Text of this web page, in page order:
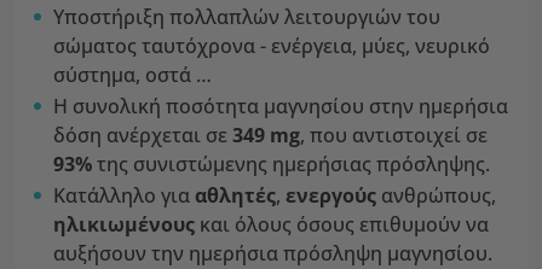
Υποστήριξη πολλαπλών λειτουργιών του
σώματος ταυτόχρονα - ενέργεια, μύες, νευρικό
σύστημα, οστά …
Η συνολική ποσότητα μαγνησίου στην ημερήσια
δόση ανέρχεται σε349 mg, που αντιστοιχεί σε
93%της συνιστώμενης ημερήσιας πρόσληψης.
Κατάλληλο για αθλητές, ενεργούς ανθρώπους,
ηλικιωμένους και όλους όσους επιθυμούν να
αυξήσουν την ημερήσια πρόσληψη μαγνησίου.